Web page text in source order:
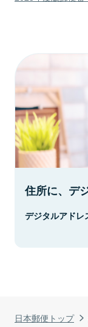
日本郵便トップ
住所に、デ
デジタルアドレ